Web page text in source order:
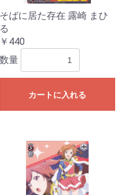
そばに居た存在 露崎 まひ
る
￥440
数量
カートに入れる